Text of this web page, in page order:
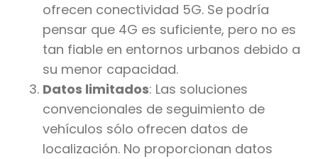
ofrecen conectividad 5G. Se podría
pensar que 4G es suficiente, pero no es
tan fiable en entornos urbanos debido a
su menor capacidad.
Datos limitados: Las soluciones
convencionales de seguimiento de
vehículos sólo ofrecen datos de
localización. No proporcionan datos